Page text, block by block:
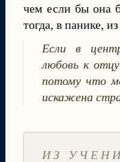
чем если бы она
тогда, в панике,
Если в
любовь к
потому что
искажена
ИЗ